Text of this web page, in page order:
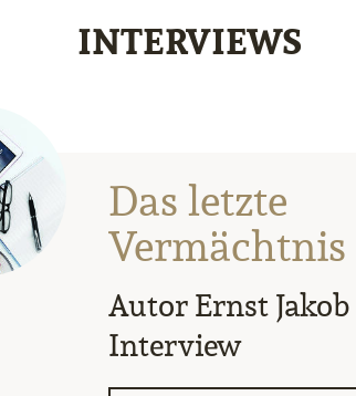
INTERVIEWS
Das letzte
Vermächtnis
Autor Ernst
Interview